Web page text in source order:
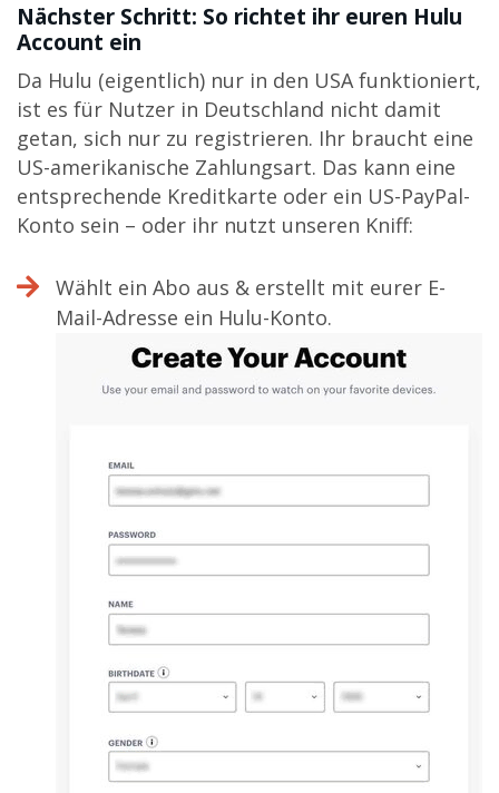
Nächster Schritt: So richtet ihr euren Hulu
Account ein
Da Hulu (eigentlich) nur in den USA funktioniert,
ist es für Nutzer in Deutschland nicht damit
getan, sich nur zu registrieren. Ihr braucht eine
US-amerikanische Zahlungsart. Das kann eine
entsprechende Kreditkarte oder ein US-PayPal-
Konto sein – oder ihr nutzt unseren Kniff:
Wählt ein Abo aus & erstellt mit eurer E-
Mail-Adresse ein Hulu-Konto.